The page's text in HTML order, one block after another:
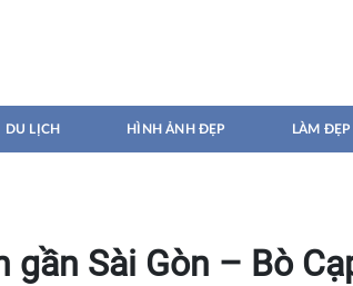
DU LỊCH HÌNH ẢNH ĐẸP LÀM ĐẸP
Sài Gòn – Bò